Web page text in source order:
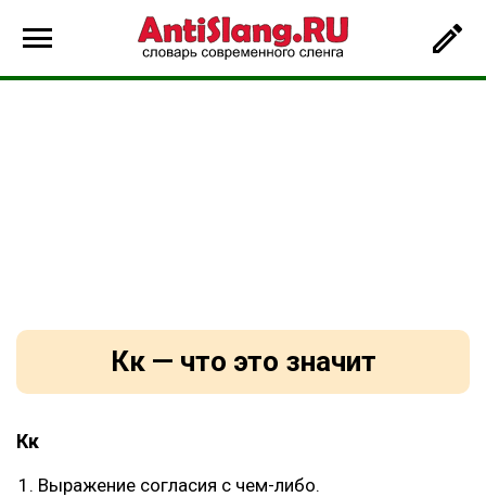
Кк — что это значит
Кк
Выражение согласия с чем-либо.